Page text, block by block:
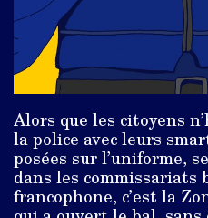
Alors que les citoyens
la police avec leurs
posées sur l’uniforme,
dans les commissariats
francophone, c’est la